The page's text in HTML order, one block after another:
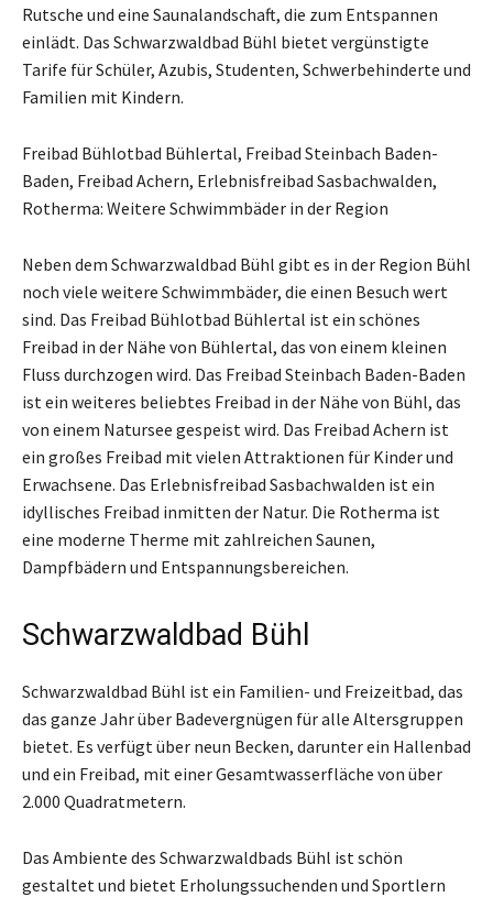
Rutsche und eine Saunalandschaft, die zum Entspannen
einlädt. Das Schwarzwaldbad Bühl bietet vergünstigte
Tarife für Schüler, Azubis, Studenten, Schwerbehinderte und
Familien mit Kindern.
Freibad Bühlotbad Bühlertal, Freibad Steinbach Baden-
Baden, Freibad Achern, Erlebnisfreibad Sasbachwalden,
Rotherma: Weitere Schwimmbäder in der Region
Neben dem Schwarzwaldbad Bühl gibt es in der Region Bühl
noch viele weitere Schwimmbäder, die einen Besuch wert
sind. Das Freibad Bühlotbad Bühlertal ist ein schönes
Freibad in der Nähe von Bühlertal, das von einem kleinen
Fluss durchzogen wird. Das Freibad Steinbach Baden-Baden
ist ein weiteres beliebtes Freibad in der Nähe von Bühl, das
von einem Natursee gespeist wird. Das Freibad Achern ist
ein großes Freibad mit vielen Attraktionen für Kinder und
Erwachsene. Das Erlebnisfreibad Sasbachwalden ist ein
idyllisches Freibad inmitten der Natur. Die Rotherma ist
eine moderne Therme mit zahlreichen Saunen,
Dampfbädern und Entspannungsbereichen.
Schwarzwaldbad Bühl
Schwarzwaldbad Bühl ist ein Familien- und Freizeitbad, das
das ganze Jahr über Badevergnügen für alle Altersgruppen
bietet. Es verfügt über neun Becken, darunter ein Hallenbad
und ein Freibad, mit einer Gesamtwasserfläche von über
2.000 Quadratmetern.
Das Ambiente des Schwarzwaldbads Bühl ist schön
gestaltet und bietet Erholungssuchenden und Sportlern